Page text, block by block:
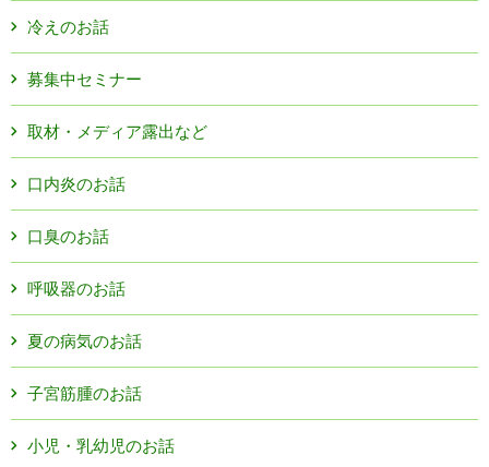
冷えのお話
募集中セミナー
取材・メディア露出など
口内炎のお話
口臭のお話
呼吸器のお話
夏の病気のお話
子宮筋腫のお話
小児・乳幼児のお話